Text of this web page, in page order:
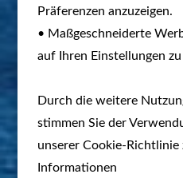
Präferenzen anzuzeigen.
• Maßgeschneiderte
auf Ihren Einstellungen zu
Durch die weitere
stimmen Sie der
unserer Cookie-Richtlinie
Informationen